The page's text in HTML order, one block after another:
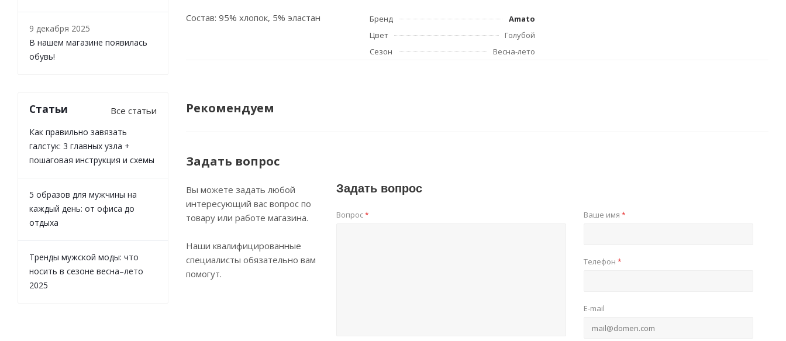
Состав: 95% хлопок, 5% эластан Бренд
Amato
Цвет
Голубой
Сезон
Весна-лето
Рекомендуем
Задать вопрос
Вы можете задать любой
интересующий вас вопрос по
товару или работе магазина.
Наши квалифицированные
специалисты обязательно вам
помогут.
Задать вопрос
Вопрос* Ваше имя *
Телефон *
E-mail
9 декабря 2025
В нашем магазине появилась
обувь!
Статьи Все статьи
Как правильно завязать
галстук: 3 главных узла +
пошаговая инструкция и схемы
5 образов для мужчины на
каждый день: от офиса до
отдыха
Тренды мужской моды: что
носить в сезоне весна–лето
2025